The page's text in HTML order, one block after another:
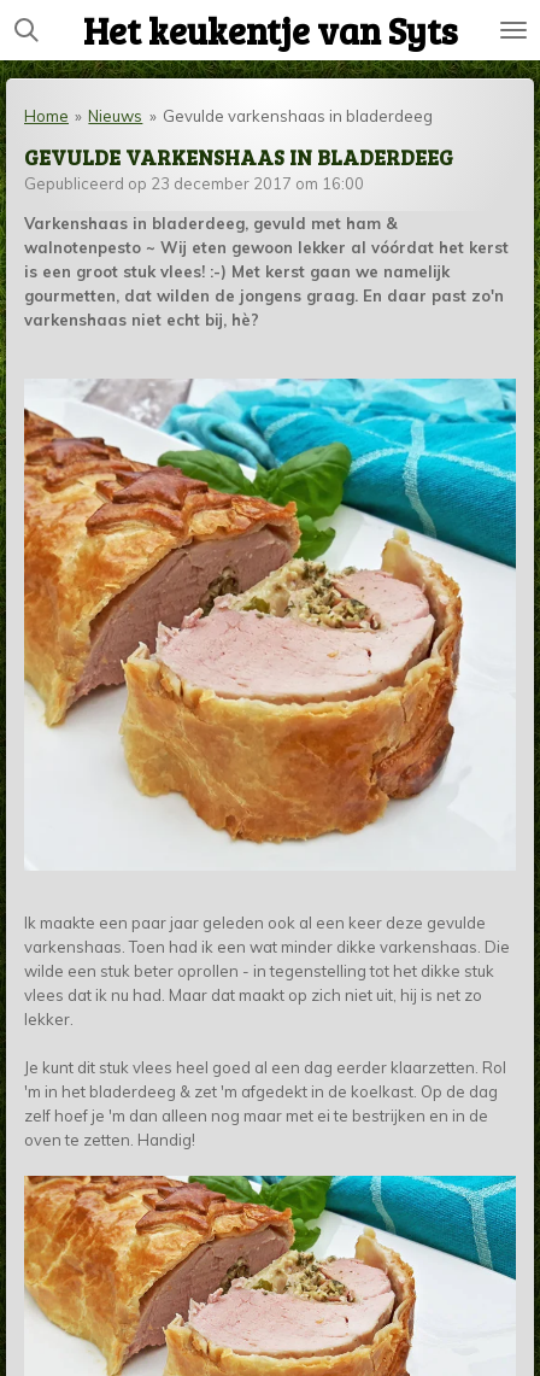
Ga
direct
naar
hoofdinhoud
Het keukentje van Syts
Home » Nieuws » Gevulde varkenshaas in bladerdeeg
GEVULDE VARKENSHAAS IN BLADERDEEG
Gepubliceerd op 23 december 2017 om 16:00
Varkenshaas in bladerdeeg, gevuld met ham &
walnotenpesto ~ Wij eten gewoon lekker al vóórdat het kerst
is een groot stuk vlees! :-) Met kerst gaan we namelijk
gourmetten, dat wilden de jongens graag. En daar past zo'n
varkenshaas niet echt bij, hè?
Ik maakte een paar jaar geleden ook al een keer deze gevulde
varkenshaas. Toen had ik een wat minder dikke varkenshaas. Die
wilde een stuk beter oprollen - in tegenstelling tot het dikke stuk
vlees dat ik nu had. Maar dat maakt op zich niet uit, hij is net zo
lekker.
Je kunt dit stuk vlees heel goed al een dag eerder klaarzetten. Rol
'm in het bladerdeeg & zet 'm afgedekt in de koelkast. Op de dag
zelf hoef je 'm dan alleen nog maar met ei te bestrijken en in de
oven te zetten. Handig!